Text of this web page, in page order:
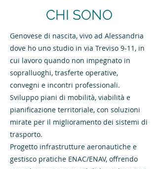
CHI SONO
Genovese di nascita, vivo ad Alessandria
dove ho uno studio in via Treviso 9-11, in
cui lavoro quando non impegnato in
sopralluoghi, trasferte operative,
convegni e incontri professionali.
Sviluppo piani di mobilità, viabilità e
pianificazione territoriale, con soluzioni
mirate per il miglioramento dei sistemi di
trasporto.
Progetto infrastrutture aeronautiche e
gestisco pratiche ENAC/ENAV, offrendo